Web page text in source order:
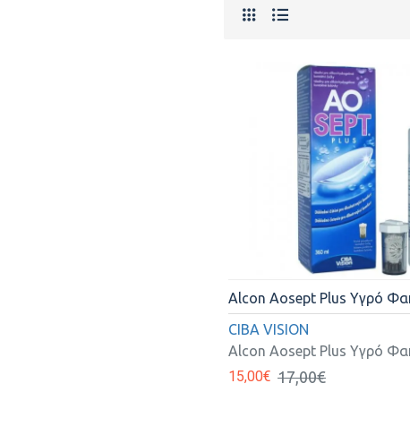
CIBA VISION
Alcon Aosept Plus Υγρό
Alcon Aosept Plus Υγρό
15,00€ 17,00€